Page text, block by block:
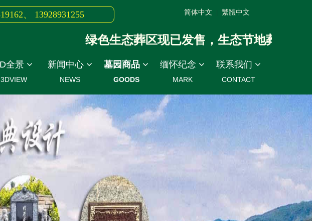
全景
3DVIEW
新闻中心
NEWS
墓园商品
GOODS
缅怀纪念
MARK
联系我们
CONTACT
、 13928931255 简体中文 繁體中文
绿色生态葬区现已发售，生态节地葬：4800